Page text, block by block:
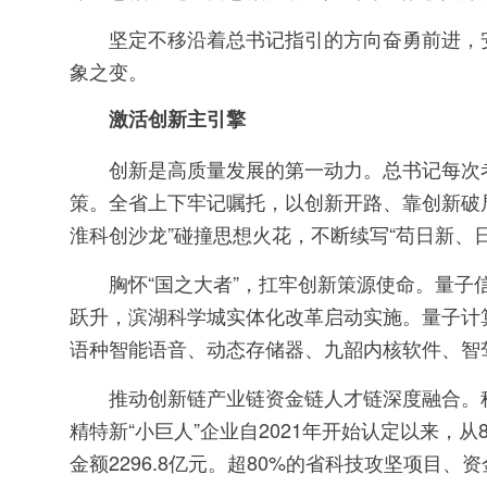
坚定不移沿着总书记指引的方向奋勇前进
象之变。
激活创新主引擎
创新是高质量发展的第一动力。总书记每
策。全省上下牢记嘱托，以创新开路、靠创新
淮科创沙龙”碰撞思想火花，不断续写“苟日新、
胸怀“国之大者”，扛牢创新策源使命。量
跃升，滨湖科学城实体化改革启动实施。量子
语种智能语音、动态存储器、九韶内核软件、
推动创新链产业链资金链人才链深度融合
精特新“小巨人”企业自2021年开始认定以来，
金额2296.8亿元。超80%的省科技攻坚项目、